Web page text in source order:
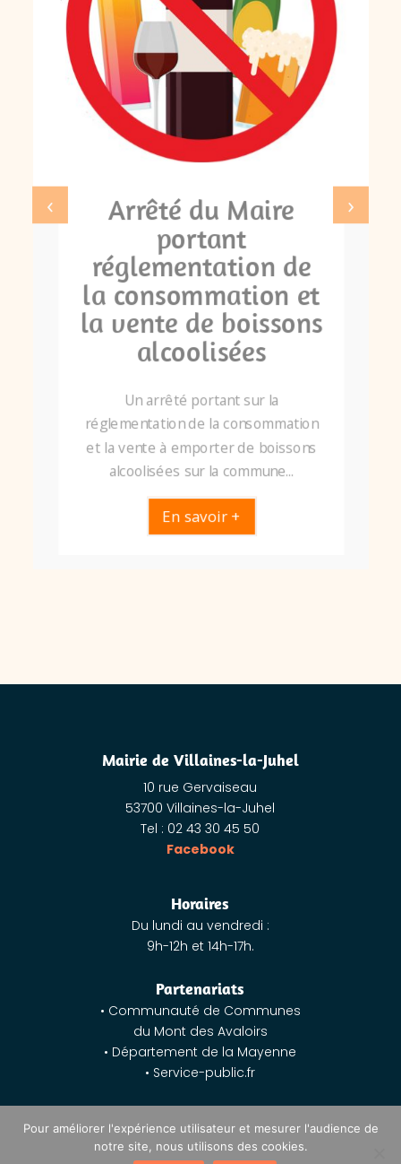
Arrêté du Maire
portant
réglementation de
la consommation et
la vente de boissons
alcoolisées
Un arrêté portant sur la
réglementation de la consommation
et la vente à emporter de boissons
alcoolisées sur la commune...
En savoir +
‹ ›
Mairie de Villaines-la-Juhel
10 rue Gervaiseau
53700 Villaines-la-Juhel
Tel : 02 43 30 45 50
Facebook
Horaires
Du lundi au vendredi :
9h-12h et 14h-17h.
Partenariats
• Communauté de Communes
du Mont des Avaloirs
• Département de la Mayenne
• Service-public.fr
Mentions LégalesIConception : Charlotte Belhache
Communication
Pour améliorer l'expérience utilisateur et mesurer l'audience de
notre site, nous utilisons des cookies.